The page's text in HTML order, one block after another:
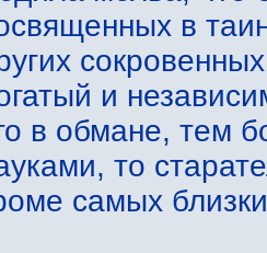
в
и
в обмане, тем
то
самых